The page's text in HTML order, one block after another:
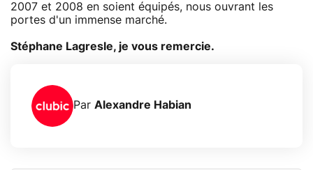
2007 et 2008 en soient équipés, nous ouvrant les
portes d'un immense marché.
Stéphane Lagresle, je vous remercie.
Par Alexandre Habian